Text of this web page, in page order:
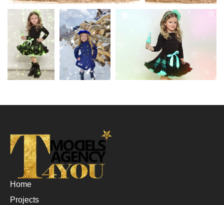
Home
Projects